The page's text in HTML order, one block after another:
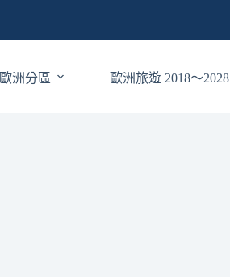
歐洲分區 歐洲旅遊 2018～2028